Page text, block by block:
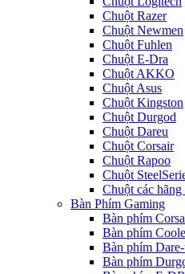
Chuột Razer
Chuột Newmen
Chuột Fuhlen
Chuột E-Dra
Chuột AKKO
Chuột Asus
Chuột Kingston
Chuột Durgod
Chuột Dareu
Chuột Corsair
Chuột Rapoo
Chuột
Chuột các hãng
Bàn Phím Gaming
Bàn phím
Bàn phím
Bàn phím
Bàn phím